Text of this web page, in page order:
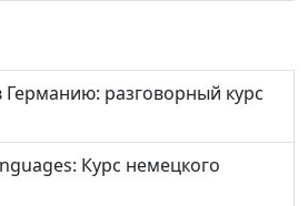
разговорный курс
Курс немецкого